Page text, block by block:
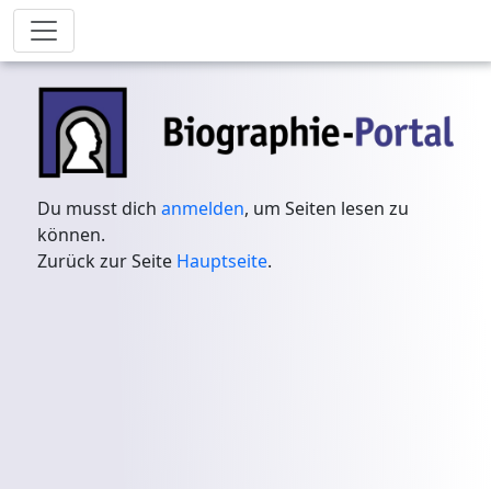
Du musst dichanmelden, um Seiten lesen zu
können.
Zurück zur Seite Hauptseite.